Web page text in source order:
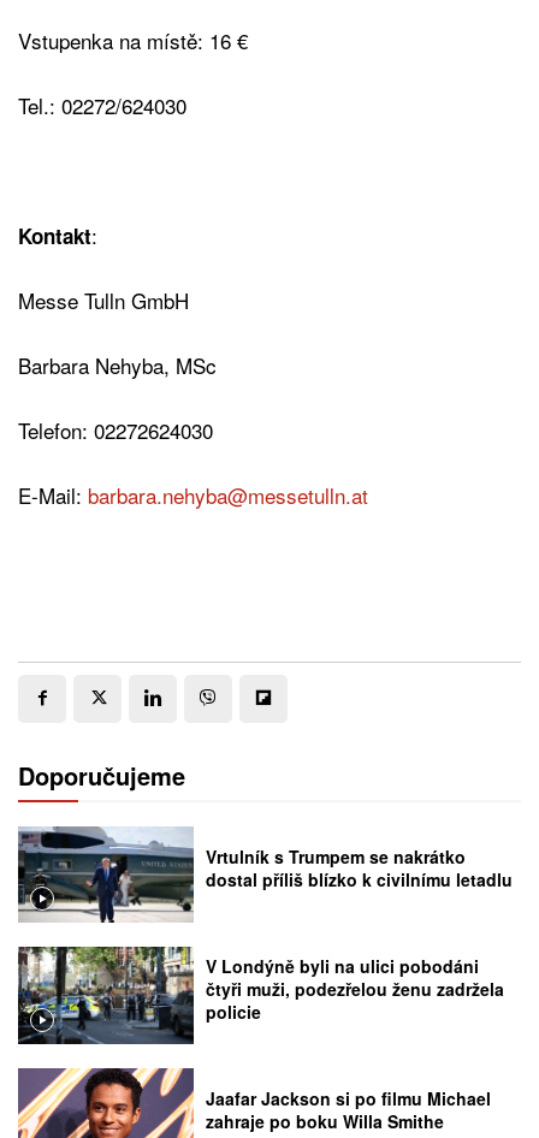
Vstupenka na místě: 16 €
Tel.: 02272/624030
Kontakt:
Messe Tulln GmbH
Barbara Nehyba, MSc
Telefon: 02272624030
E-Mail: barbara.nehyba@messetulln.at
Doporučujeme
Vrtulník s Trumpem se nakrátko
dostal příliš blízko k civilnímu letadlu
V Londýně byli na ulici pobodáni
čtyři muži, podezřelou ženu zadržela
policie
Jaafar Jackson si po filmu Michael
zahraje po boku Willa Smithe